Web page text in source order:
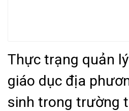
Thực trạng quản
giáo dục địa
sinh trong trường